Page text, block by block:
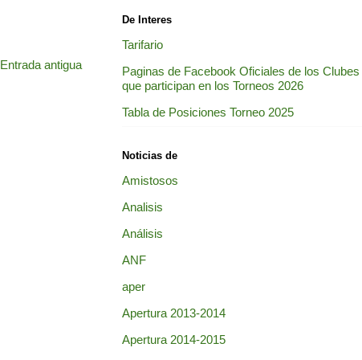
Entrada antigua
De Interes
Tarifario
Paginas de Facebook Oficiales de los Clubes
que participan en los Torneos 2026
Tabla de Posiciones Torneo 2025
Noticias de
Amistosos
Analisis
Análisis
ANF
aper
Apertura 2013-2014
Apertura 2014-2015